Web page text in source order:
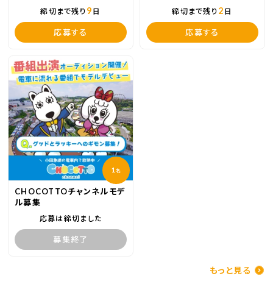
締切まで残り 9 日
応募する
締切まで残り 2 日
応募する
1名
CHOCOTTOチャンネルモデ
ル募集
応募は締切ました
募集終了
もっと見る